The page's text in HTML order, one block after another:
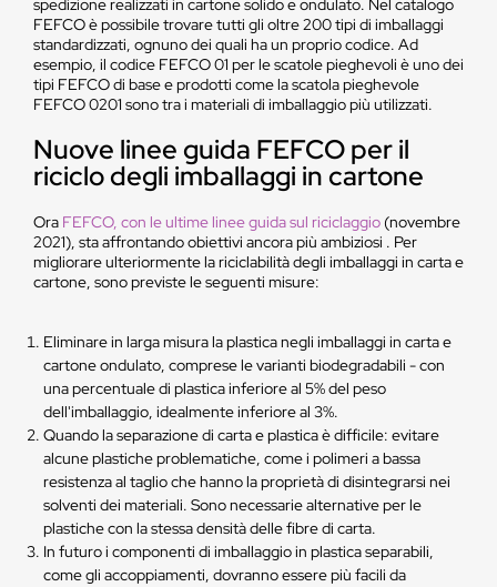
spedizione realizzati in cartone solido e ondulato. Nel catalogo
FEFCO è possibile trovare tutti gli oltre 200 tipi di imballaggi
standardizzati, ognuno dei quali ha un proprio codice. Ad
esempio, il codice FEFCO 01 per le scatole pieghevoli è uno dei
tipi FEFCO di base e prodotti come la scatola pieghevole
FEFCO 0201 sono tra i materiali di imballaggio più utilizzati.
Nuove linee guida FEFCO per il
riciclo degli imballaggi in cartone
Ora FEFCO, con le ultime linee guida sul riciclaggio(novembre
2021), sta affrontando obiettivi ancora più ambiziosi . Per
migliorare ulteriormente la riciclabilità degli imballaggi in carta e
cartone, sono previste le seguenti misure:
Eliminare in larga misura la plastica negli imballaggi in carta e
cartone ondulato, comprese le varianti biodegradabili - con
una percentuale di plastica inferiore al 5% del peso
dell'imballaggio, idealmente inferiore al 3%.
Quando la separazione di carta e plastica è difficile: evitare
alcune plastiche problematiche, come i polimeri a bassa
resistenza al taglio che hanno la proprietà di disintegrarsi nei
solventi dei materiali. Sono necessarie alternative per le
plastiche con la stessa densità delle fibre di carta.
In futuro i componenti di imballaggio in plastica separabili,
come gli accoppiamenti, dovranno essere più facili da